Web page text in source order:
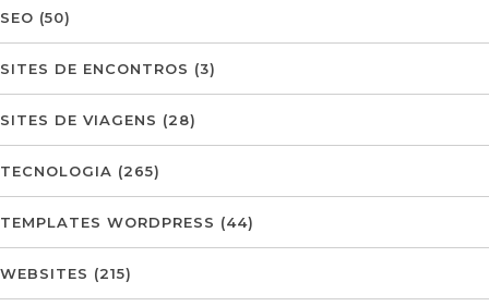
SEO (50)
SITES DE ENCONTROS (3)
SITES DE VIAGENS (28)
TECNOLOGIA (265)
TEMPLATES WORDPRESS (44)
WEBSITES (215)